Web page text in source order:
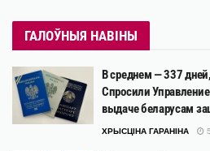
ГАЛОЎНЫЯ НАВІНЫ
В среднем — 337
Спросили
выдаче беларусам
ХРЫСЦІНА ГАРАНІНА